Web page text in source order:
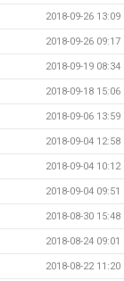
2018-09-26 13:09
2018-09-26 09:17
2018-09-19 08:34
2018-09-18 15:06
2018-09-06 13:59
2018-09-04 12:58
2018-09-04 10:12
2018-09-04 09:51
2018-08-30 15:48
2018-08-24 09:01
2018-08-22 11:20